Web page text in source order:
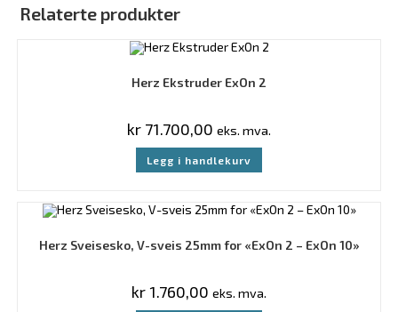
Relaterte produkter
Herz Ekstruder ExOn 2
kr 71.700,00 eks. mva.
Legg i handlekurv
Herz Sveisesko, V-sveis 25mm for «ExOn 2 – ExOn 10»
kr 1.760,00 eks. mva.